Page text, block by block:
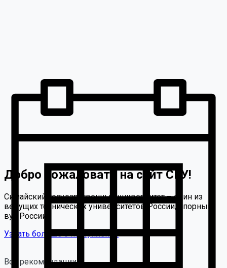
Добро пожаловать на сайт СГУ!
Симайский государственный университет – один из
ведущих технических университетов России, опорный
вуз России.
Узнать больше о поступлении
Все рекомендации